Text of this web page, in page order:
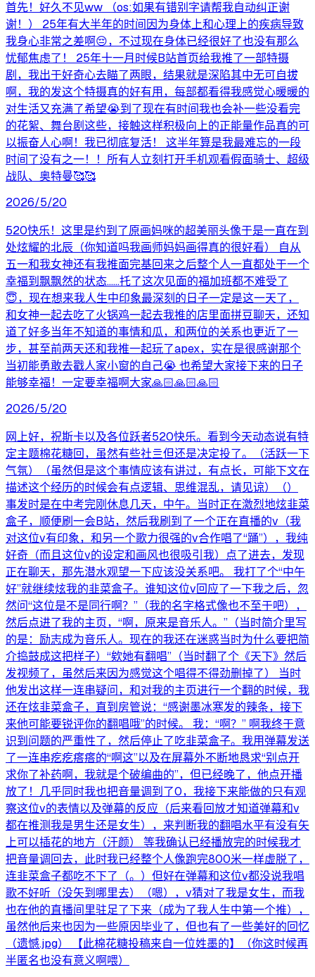
首先！好久不见ww （os:如果有错别字请帮我自动纠正谢
谢！） 25年有大半年的时间因为身体上和心理上的疾病导致
我身心非常之差啊😔，不过现在身体已经很好了也没有那么
忧郁焦虑了！ 25年十一月时候B站首页给我推了一部特摄
剧，我出于好奇心去瞄了两眼，结果就是深陷其中无可自拔
啊，我的发这个特摄真的好有用，每部都看得我感觉心暖暖的
对生活又充满了希望😭到了现在有时间我也会补一些没看完
的花絮、舞台剧这些，接触这样积极向上的正能量作品真的可
以振奋人心啊！我已彻底复活！ 这半年算是我最难忘的一段
时间了没有之一！！所有人立刻打开手机观看假面骑士、超级
战队、奥特曼🥰🥰
2026/5/20
520快乐！这里是约到了原画妈咪的超美丽头像于是一直在到
处炫耀的北辰（你知道吗我画师妈妈画得真的很好看） 自从
五一和我女神还有我推面完基回来之后整个人一直都处于一个
幸福到飘飘然的状态……托了这次见面的福加班都不难受了
😇，现在想来我人生中印象最深刻的日子一定是这一天了，
和女神一起去吃了火锅鸡一起去我推的店里面拼豆聊天，还知
道了好多当年不知道的事情和瓜，和两位的关系也更近了一
步，甚至前两天还和我推一起玩了apex，实在是很感谢那个
当初能勇敢去戳人家小窗的自己😭 也希望大家接下来的日子
能够幸福！一定要幸福啊大家🙏🏻🙏🏻🙏🏻
2026/5/20
网上好，祝斯卡以及各位跃者520快乐。看到今天动态说有特
定主题棉花糖回，虽然有些社亖但还是决定投了。（活跃一下
气氛）（虽然但是这个事情应该有讲过，有点长，可能下文在
描述这个经历的时候会有点逻辑、思维混乱，请见谅）（）
事发时是在中考完刚休息几天，中午。当时正在激烈地炫韭菜
盒子，顺便刷一会B站，然后我刷到了一个正在直播的v（我
对这位v有印象，和另一个歌力很强的v合作唱了“踊”），我纯
好奇（而且这位v的设定和画风也很吸引我）点了进去，发现
正在聊天，那先潜水观望一下应该没关系吧。 我打了个“中午
好”就继续炫我的韭菜盒子。谁知这位v回应了一下我之后，忽
然问“这位是不是同行啊？”（我的名字格式像也不至于吧），
然后点进了我的主页，“啊，原来是音乐人。”（当时简介里写
的是：励志成为音乐人。现在的我还在迷惑当时为什么要把简
介捣鼓成这把样子）“欸她有翻唱”（当时翻了个《天下》然后
发视频了，虽然后来因为感觉这个唱得不得劲删掉了） 当时
他发出这样一连串疑问，和对我的主页进行一个翻的时候，我
还在炫韭菜盒子，直到房管说：“感谢墨冰寒发的辣条，接下
来他可能要锐评你的翻唱哦”的时候。 我：“啊？” 啊我终于意
识到问题的严重性了，然后停止了吃韭菜盒子。我用弹幕发送
了一连串疙疙瘩瘩的“啊这”以及在屏幕外不断地恳求“别点开
求你了补药啊，我就是个破编曲的”，但已经晚了，他点开播
放了！几乎同时我也把音量调到了0，我接下来能做的只有观
察这位v的表情以及弹幕的反应（后来看回放才知道弹幕和v
都在推测我是男生还是女生），来判断我的翻唱水平有没有矢
上可以插花的地方（汗颜） 等我确认已经播放完的时候我才
把音量调回去，此时我已经整个人像跑完800米一样虚脱了，
连韭菜盒子都吃不下了（。）但好在弹幕和这位v都没说我唱
歌不好听（没矢到哪里去）（嗯），v猜对了我是女生，而我
也在他的直播间里驻足了下来（成为了我人生中第一个推），
虽然他后来也因为一些原因毕业了，但也有了一些美好的回忆
（遗憾.jpg） 【此棉花糖投稿来自一位姓墨的】（你这时候再
半匿名也没有意义啊喂）